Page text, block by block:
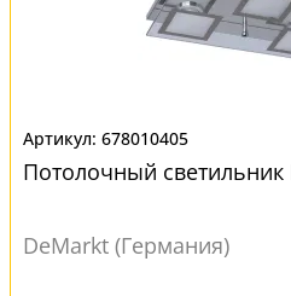
678010405
Потолочный
DeMarkt (Германия)